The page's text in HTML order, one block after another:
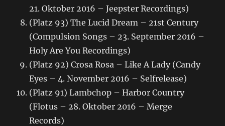
21. Oktober 2016 – Jeepster Recordings)
(Platz 93) The Lucid Dream – 21st Century
(Compulsion Songs – 23. September 2016 –
Holy Are You Recordings)
(Platz 92) Crosa Rosa – Like A Lady (Candy
Eyes – 4. November 2016 – Selfrelease)
(Platz 91) Lambchop – Harbor Country
(Flotus – 28. Oktober 2016 – Merge
Records)